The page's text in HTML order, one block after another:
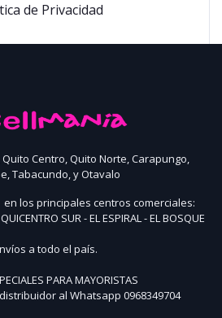
de Privacidad
Centro, Quito Norte, Carapungo,
Tabacundo, y Otavalo
los principales centros comerciales:
SUR - EL ESPIRAL - EL BOSQUE
a todo el país.
PARA MAYORISTAS
al Whatsapp 0968349704